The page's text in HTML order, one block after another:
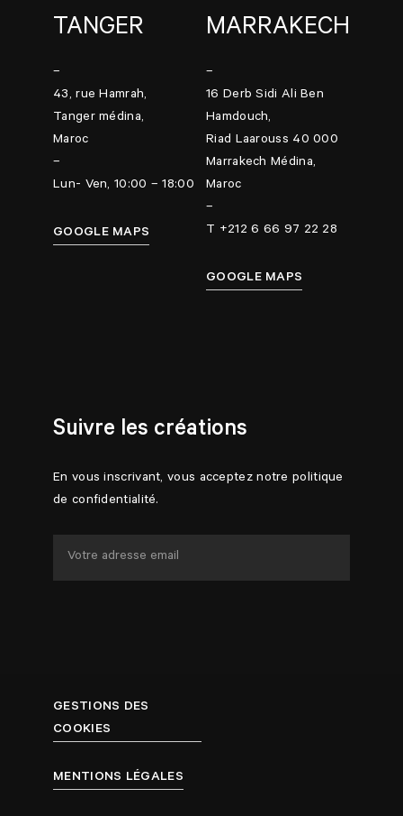
TANGER
–
43, rue Hamrah,
Tanger médina,
Maroc
–
Lun- Ven, 10:00 – 18:00
GOOGLE MAPS
MARRAKECH
–
16 Derb Sidi Ali Ben
Hamdouch,
Riad Laarouss 40 000
Marrakech Médina,
Maroc
–
T +212 6 66 97 22 28
GOOGLE MAPS
Suivre les créations
En vous inscrivant, vous acceptez notre politique
de confidentialité.
GESTIONS DES
COOKIES
MENTIONS LÉGALES